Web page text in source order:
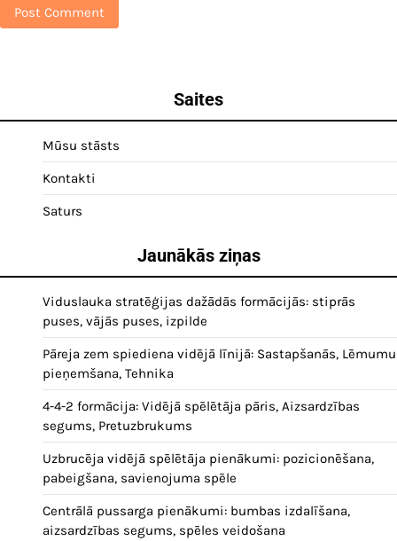
Saites
Mūsu stāsts
Kontakti
Saturs
Jaunākās ziņas
Viduslauka stratēģijas dažādās formācijās: stiprās
puses, vājās puses, izpilde
Pāreja zem spiediena vidējā līnijā: Sastapšanās, Lēmumu
pieņemšana, Tehnika
4-4-2 formācija: Vidējā spēlētāja pāris, Aizsardzības
segums, Pretuzbrukums
Uzbrucēja vidējā spēlētāja pienākumi: pozicionēšana,
pabeigšana, savienojuma spēle
Centrālā pussarga pienākumi: bumbas izdalīšana,
aizsardzības segums, spēles veidošana